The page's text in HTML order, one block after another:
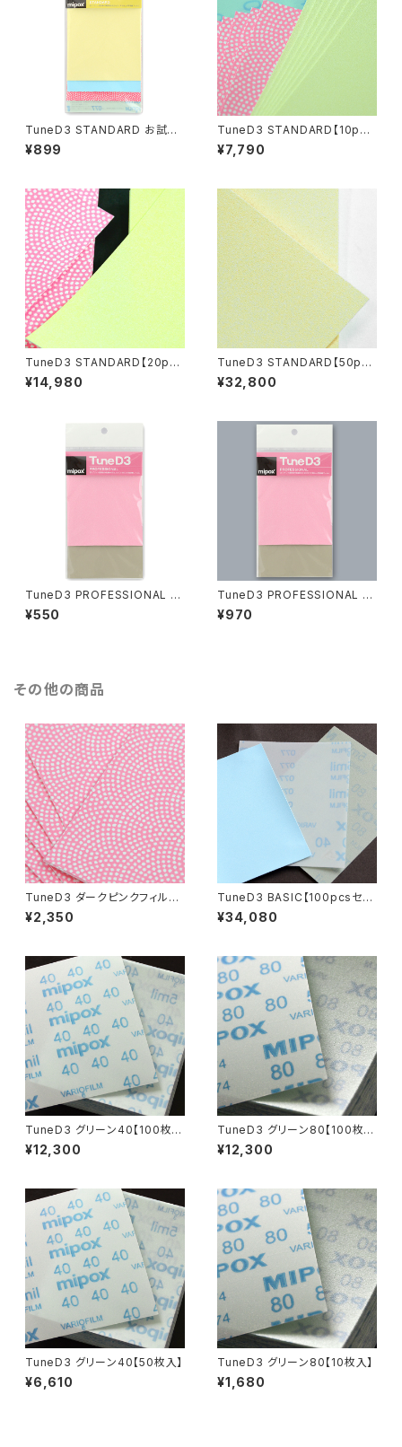
TuneD3 STANDARD お試し
キット【4枚入り】
¥899
TuneD3 STANDARD【10pcs
セット／計40枚入】
¥7,790
TuneD3 STANDARD【20pcs
セット／計80枚入】
¥14,980
TuneD3 STANDARD【50pcs
セット／計200枚入】
¥32,800
TuneD3 PROFESSIONAL お
試しキット【2枚入り】
¥550
TuneD3 PROFESSIONAL お
試しキット【4枚入り】
¥970
その他の商品
TuneD3 ダークピンクフィルム
【10枚入】
¥2,350
TuneD3 BASIC【100pcsセッ
ト／計300枚入】
¥34,080
TuneD3 グリーン40【100枚
入】
¥12,300
TuneD3 グリーン80【100枚
入】
¥12,300
TuneD3 グリーン40【50枚入】
¥6,610
TuneD3 グリーン80【10枚入】
¥1,680